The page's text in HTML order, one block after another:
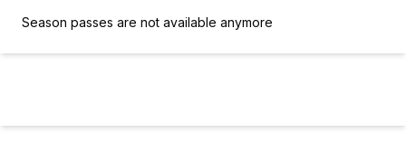
Season passes are not available anymore